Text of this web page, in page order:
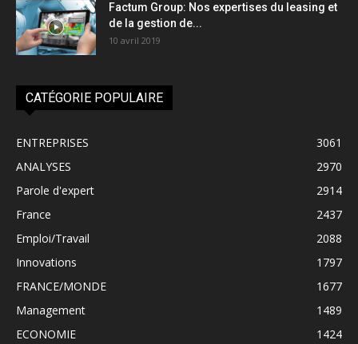
Factum Group: Nos expertises du leasing et
de la gestion de...
10 avril 2019
CATÉGORIE POPULAIRE
ENTREPRISES
3061
ANALYSES
2970
Parole d'expert
2914
France
2437
Emploi/Travail
2088
Innovations
1797
FRANCE/MONDE
1677
Management
1489
ECONOMIE
1424